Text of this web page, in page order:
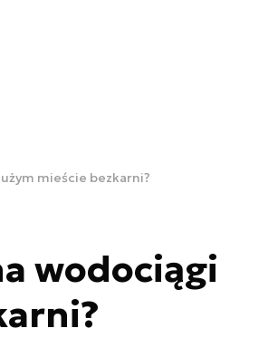
mieście bezkarni?
wodociągi